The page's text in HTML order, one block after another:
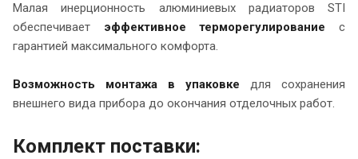
Малая инерционность алюминиевых радиаторов STI
обеспечивает эффективное терморегулирование с
гарантией максимального комфорта.
Возможность монтажа в упаковке для сохранения
внешнего вида прибора до окончания отделочных работ.
Комплект поставки: